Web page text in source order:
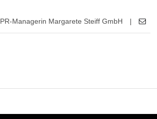
PR-Managerin Margarete Steiff GmbH |